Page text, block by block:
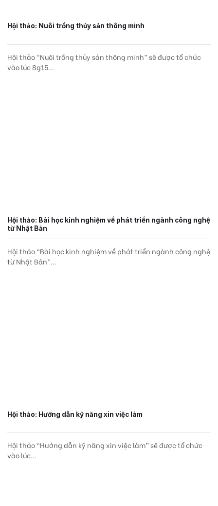
Hội thảo: Nuôi trồng thủy sản thông minh
Hội thảo “Nuôi trồng thủy sản thông minh” sẽ được tổ chức
vào lúc 8g15...
Hội thảo: Bài học kinh nghiệm về phát triển ngành công nghệ
từ Nhật Bản
Hội thảo “Bài học kinh nghiệm về phát triển ngành công nghệ
từ Nhật Bản”...
Hội thảo: Hướng dẫn kỹ năng xin việc làm
Hội thảo “Hướng dẫn kỹ năng xin việc làm” sẽ được tổ chức
vào lúc...